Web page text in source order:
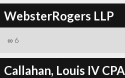
WebsterRogers LLP
∞ 6
Callahan, Louis IV CPA